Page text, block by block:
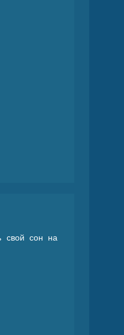
свой сон на